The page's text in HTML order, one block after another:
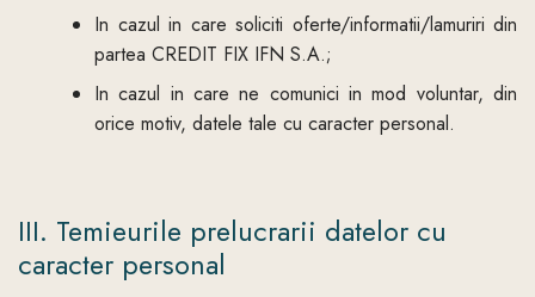
In cazul in care soliciti oferte/informatii/lamuriri din
partea CREDIT FIX IFN S.A.;
In cazul in care ne comunici in mod voluntar, din
orice motiv, datele tale cu caracter personal.
III. Temieurile prelucrarii datelor cu
caracter personal